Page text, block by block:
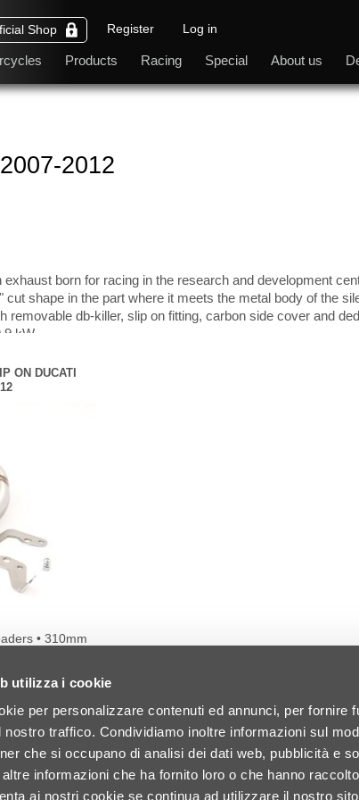
utilizza i cookie
per personalizzare contenuti ed annunci, per fornire
nostro traffico. Condividiamo inoltre informazioni sul
che si occupano di analisi dei dati web, pubblicità e
informazioni che ha fornito loro o che hanno
ai nostri cookie se continua ad utilizzare il nostro
Products Racing Special About us
Shop Register Log in
2012
born for racing in the research and development
shape in the part where it meets the metal body of the
removable db-killer, slip on fitting, carbon side cover and
kW
AB
ON DUCATI
• 310mm
muffler •
with Hp Corse
remapping